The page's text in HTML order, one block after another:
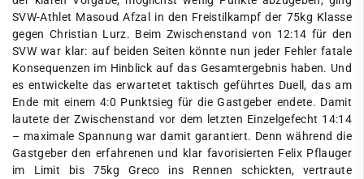
SVW-Athlet Masoud Afzal in den Freistilkampf der 75kg Klasse
gegen Christian Lurz. Beim Zwischenstand von 12:14 für den
SVW war klar: auf beiden Seiten könnte nun jeder Fehler fatale
Konsequenzen im Hinblick auf das Gesamtergebnis haben. Und
es entwickelte das erwartetet taktisch geführtes Duell, das am
Ende mit einem 4:0 Punktsieg für die Gastgeber endete. Damit
lautete der Zwischenstand vor dem letzten Einzelgefecht 14:14
– maximale Spannung war damit garantiert. Denn während die
Gastgeber den erfahrenen und klar favorisierten Felix Pflauger
im Limit bis 75kg Greco ins Rennen schickten, vertraute